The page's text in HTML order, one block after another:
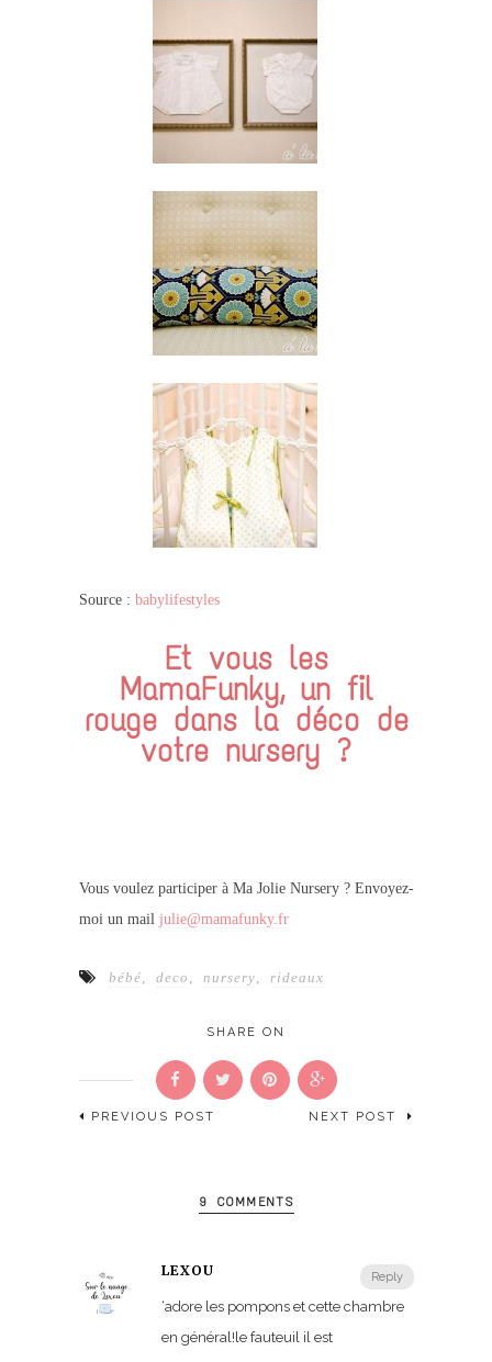
Source : babylifestyles
Et vous les
MamaFunky, un fil
rouge dans la déco de
votre nursery ?
Vous voulez participer à Ma Jolie Nursery ? Envoyez-
moi un mail julie@mamafunky.fr
bébé deco nursery rideaux
SHARE ON
PREVIOUS POST NEXT POST
9 COMMENTS
Reply
LEXOU
‘adore les pompons et cette chambre
en général!le fauteuil il est